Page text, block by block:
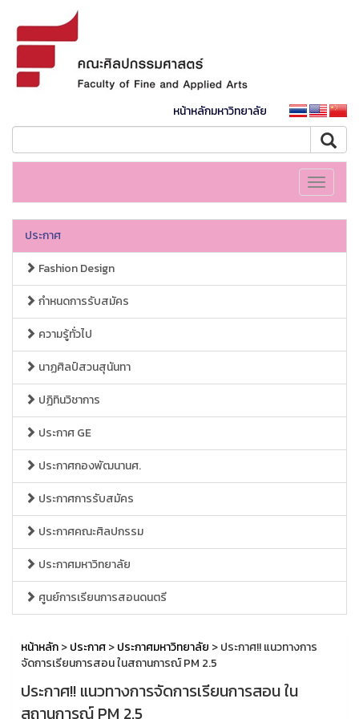
หน้าหลักมหาวิทยาลัย
Toggle
ประกาศ
Fashion Design
กำหนดการรับสมัคร
ความรู้ทั่วไป
นาฏศิลป์สวนสุนันทา
ปฏิทินวิชาการ
ประกาศ GE
ประกาศกองพัฒนานศ.
ประกาศการรับสมัคร
ประกาศคณะศิลปกรรม
ประกาศมหาวิทยาลัย
ศูนย์การเรียนการสอนดนตรี
หน้าหลัก>ประกาศ>ประกาศมหาวิทยาลัย > ประกาศ!! แนวทางการ
จัดการเรียนการสอน ในสถานการณ์ PM 2.5
ประกาศ!! แนวทางการจัดการเรียนการสอน ใน
สถานการณ์ PM 2.5